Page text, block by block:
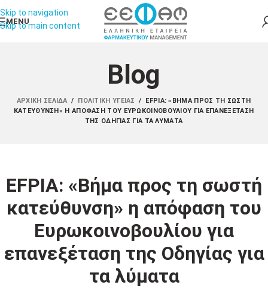
Skip to navigation
Skip to main content
MENU
Blog
ΑΡΧΙΚΉ ΣΕΛΊΔΑ / ΠΟΛΙΤΙΚΉ ΥΓΕΊΑΣ /
EFPIA: «ΒΉΜΑ ΠΡΟΣ ΤΗ ΣΩΣΤΉ
ΚΑΤΕΎΘΥΝΣΗ» Η ΑΠΌΦΑΣΗ ΤΟΥ ΕΥΡΩΚΟΙΝΟΒΟΥΛΊΟΥ ΓΙΑ ΕΠΑΝΕΞΈΤΑΣΗ
ΤΗΣ ΟΔΗΓΊΑΣ ΓΙΑ ΤΑ ΛΎΜΑΤΑ
EFPIA: «Βήμα προς τη σωστή
κατεύθυνση» η απόφαση του
Ευρωκοινοβουλίου για
επανεξέταση της Οδηγίας για
τα λύματα